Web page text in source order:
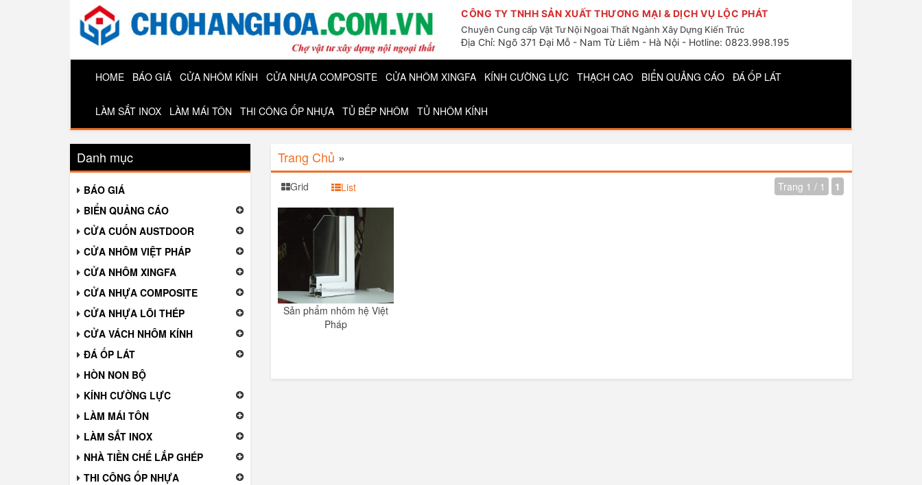
CÔNG TY TNHH SẢN XUẤT THƯƠNG MẠI & DỊCH VỤ LỘC PHÁT
Chuyên Cung cấp Vật Tư Nội Ngoai Thất Ngành Xây Dựng Kiến Trúc
Địa Chỉ: Ngõ 371 Đại Mỗ - Nam Từ Liêm - Hà Nội - Hotline: 0823.998.195
HOME BÁO GIÁ CỬA NHÔM KÍNH CỬA NHỰA COMPOSITE CỬA NHÔM XINGFA KÍNH CƯỜNG LỰC THẠCH CAO BIỂN QUẢNG CÁO ĐÁ ỐP LÁT
LÀM SẮT INOX LÀM MÁI TÔN THI CÔNG ỐP NHỰA TỦ BẾP NHÔM TỦ NHÔM KÍNH
Danh mục
BÁO GIÁ
BIỂN QUẢNG CÁO
CỬA CUỐN AUSTDOOR
CỬA NHÔM VIỆT PHÁP
CỬA NHÔM XINGFA
CỬA NHỰA COMPOSITE
CỬA NHỰA LÕI THÉP
CỬA VÁCH NHÔM KÍNH
ĐÁ ỐP LÁT
HÒN NON BỘ
KÍNH CƯỜNG LỰC
LÀM MÁI TÔN
LÀM SẮT INOX
NHÀ TIỀN CHẾ LẮP GHÉP
THI CÔNG ỐP NHỰA
Trang Chủ »
Grid List Trang 1 / 1 1
Sản phẩm nhôm hệ Việt
Pháp